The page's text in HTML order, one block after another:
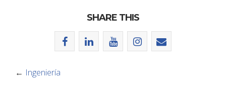
SHARE THIS
← Ingeniería